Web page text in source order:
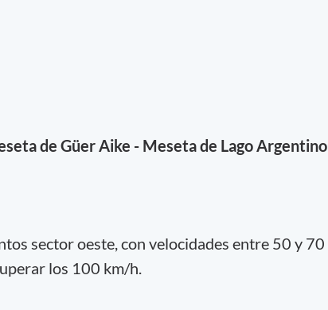
de Güer Aike - Meseta de Lago Argentino
sector oeste, con velocidades entre 50 y 70
los 100 km/h.